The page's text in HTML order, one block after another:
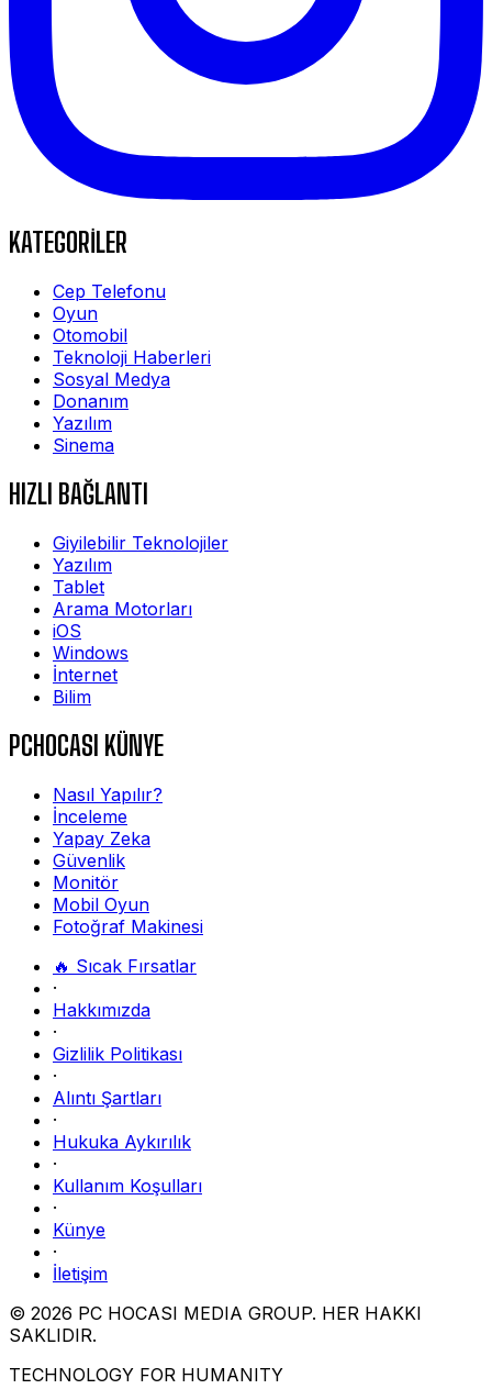
KATEGORİLER
Cep Telefonu
Oyun
Otomobil
Teknoloji Haberleri
Sosyal Medya
Donanım
Yazılım
Sinema
HIZLI BAĞLANTI
Giyilebilir Teknolojiler
Yazılım
Tablet
Arama Motorları
iOS
Windows
İnternet
Bilim
PCHOCASI KÜNYE
Nasıl Yapılır?
İnceleme
Yapay Zeka
Güvenlik
Monitör
Mobil Oyun
Fotoğraf Makinesi
🔥 Sıcak Fırsatlar
·
Hakkımızda
·
Gizlilik Politikası
·
Alıntı Şartları
·
Hukuka Aykırılık
·
Kullanım Koşulları
·
Künye
·
İletişim
© 2026 PC HOCASI MEDIA GROUP. HER HAKKI
SAKLIDIR.
TECHNOLOGY FOR HUMANITY